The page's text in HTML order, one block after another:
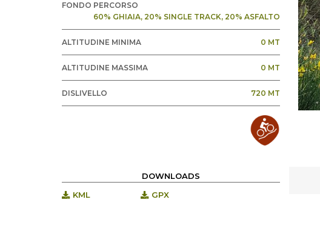
FONDO PERCORSO
60% GHIAIA, 20% SINGLE TRACK, 20% ASFALTO
ALTITUDINE MINIMA 0 MT
ALTITUDINE MASSIMA 0 MT
DISLIVELLO 720 MT
DOWNLOADS
KML
GPX